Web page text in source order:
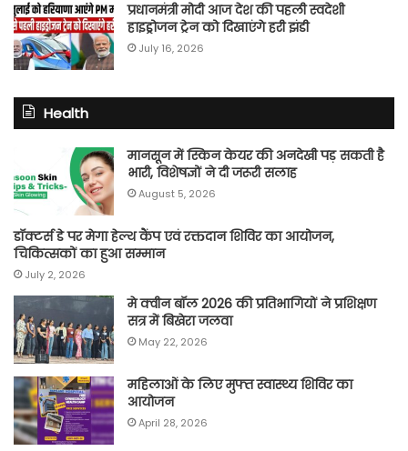
प्रधानमंत्री मोदी आज देश की पहली स्वदेशी
हाइड्रोजन ट्रेन को दिखाएंगे हरी झंडी
July 16, 2026
Health
मानसून में स्किन केयर की अनदेखी पड़ सकती है
भारी, विशेषज्ञों ने दी जरूरी सलाह
August 5, 2026
डॉक्टर्स डे पर मेगा हेल्थ कैंप एवं रक्तदान शिविर का आयोजन,
चिकित्सकों का हुआ सम्मान
July 2, 2026
मे क्वीन बॉल 2026 की प्रतिभागियों ने प्रशिक्षण
सत्र में बिखेरा जलवा
May 22, 2026
महिलाओं के लिए मुफ्त स्वास्थ्य शिविर का
आयोजन
April 28, 2026